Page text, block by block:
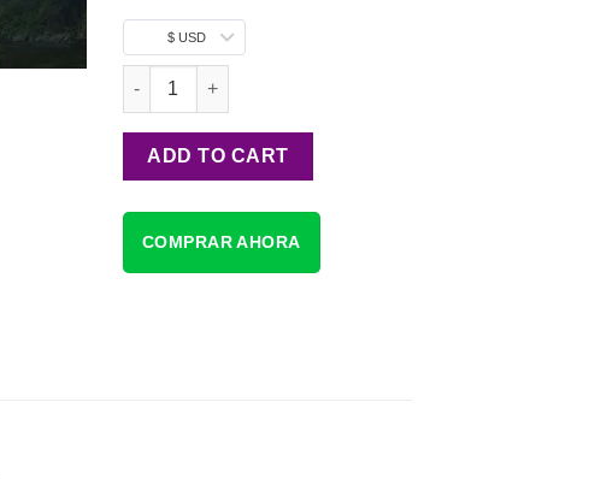
$ USD
GOD OF WAR - Latam quantity
ADD TO CART
COMPRAR AHORA